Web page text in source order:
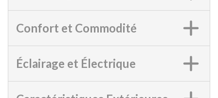
Confort et Commodité
Éclairage et Électrique